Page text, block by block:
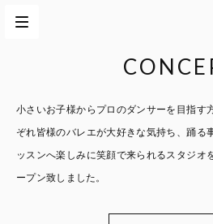
小さいお子様からプロのダンサーを目指す方
ぞれ皆様のバレエが大好きな気持ち、踊る
ッスンへ楽しみに笑顔で来られるスタジオ
ープン致しました。